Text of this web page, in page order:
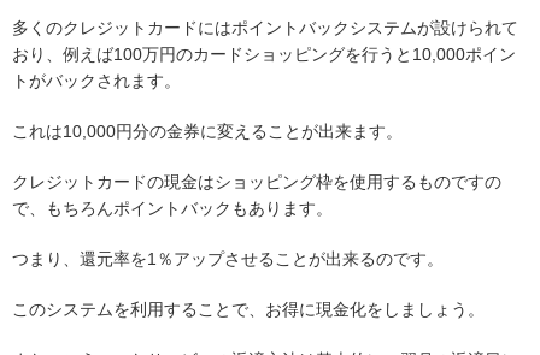
多くのクレジットカードにはポイントバックシステムが設けられて
おり、例えば100万円のカードショッピングを行うと10,000ポイン
トがバックされます。
これは10,000円分の金券に変えることが出来ます。
クレジットカードの現金はショッピング枠を使用するものですの
で、もちろんポイントバックもあります。
つまり、還元率を1％アップさせることが出来るのです。
このシステムを利用することで、お得に現金化をしましょう。